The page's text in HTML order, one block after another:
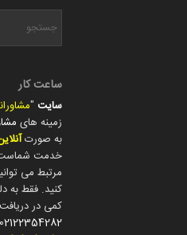
ساعت کار
سایت "
زمینه های
به صورت
خدمت
مرتبط می
کنید. فقط به
کمی در
02122354282